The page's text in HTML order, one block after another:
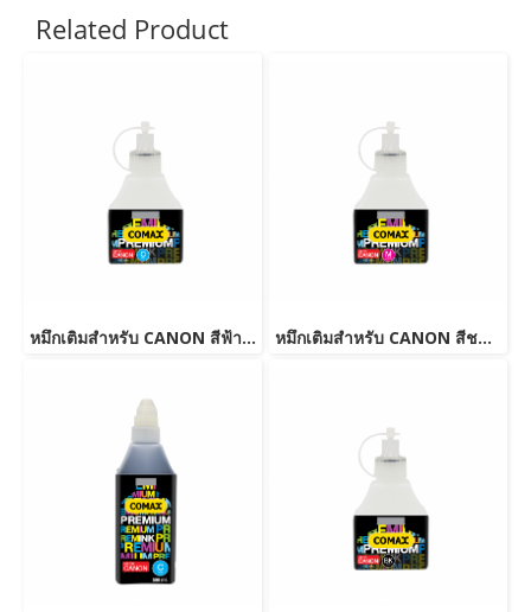
Related Product
หมึกเติมสำหรับ CANON สีฟ้า 100 ml. โคแมกซ์ หมึกเติมสำหรับ CANON สีชมพู 100 ml. โคแมกซ์